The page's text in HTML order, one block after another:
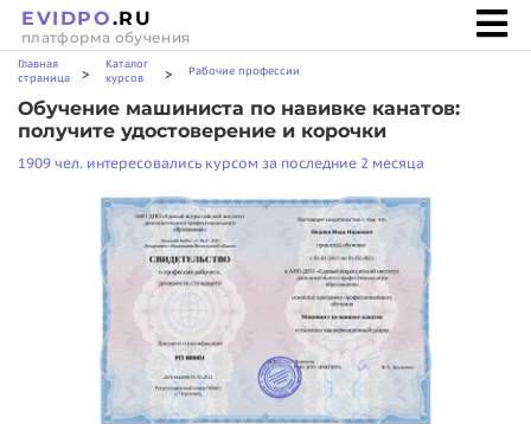
EVIDPO.RU
платформа обучения
Главная
страница
>
Каталог
курсов
> Рабочие профессии
Обучение машиниста по навивке канатов:
получите удостоверение и корочки
1909 чел. интересовались курсом за последние 2 месяца